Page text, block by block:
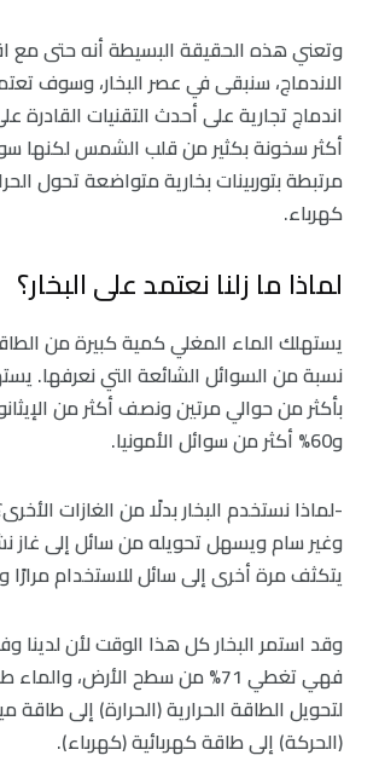
وتعني هذه الحقيقة البسيطة أنه حتى مع
الاندماج، سنبقى في عصر البخار، وسوف
اندماج تجارية على أحدث التقنيات القادرة
أكثر سخونة بكثير من قلب الشمس لكنها
مرتبطة بتوربينات بخارية متواضعة تحول
كهرباء.
لماذا ما زلنا نعتمد على البخار؟
يستهلك الماء المغلي كمية كبيرة من
نسبة من السوائل الشائعة التي نعرفها.
بأكثر من حوالي مرتين ونصف أكثر من
و60% أكثر من سوائل الأمونيا.
-لماذا نستخدم البخار بدلًا من الغازات
وغير سام ويسهل تحويله من سائل إلى غاز
يتكثف مرة أخرى إلى سائل للاستخدام مرارًا
وقد استمر البخار كل هذا الوقت لأن لدينا
فهي تغطي 71% من سطح الأرض،
لتحويل الطاقة الحرارية (الحرارة) إلى طاقة
(الحركة) إلى طاقة كهربائية (كهرباء).